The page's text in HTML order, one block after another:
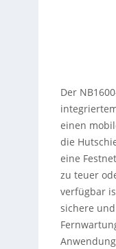
Der
einen
die
eine
zu teuer
verfügbar
sichere